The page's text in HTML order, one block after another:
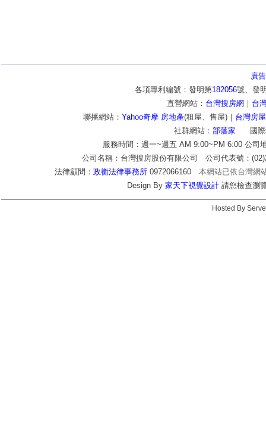
廣
各項專利編號：發明第182056號、發
直營網站： 台灣搜房網 ｜ 台
聯播網站： Yahoo奇摩 房地產(租屋、售屋)｜ 台灣房屋
社群網站： 部落家 國際
服務時間：週一~週五 AM 9:00~PM 6:00 公司
公司名稱：台灣搜房股份有限公司 公司代表號：
法律顧問： 政衡法律事務所0972066160 本網站已依台灣網
Design By 家天下視覺設計請您檢查瀏
Hosted By